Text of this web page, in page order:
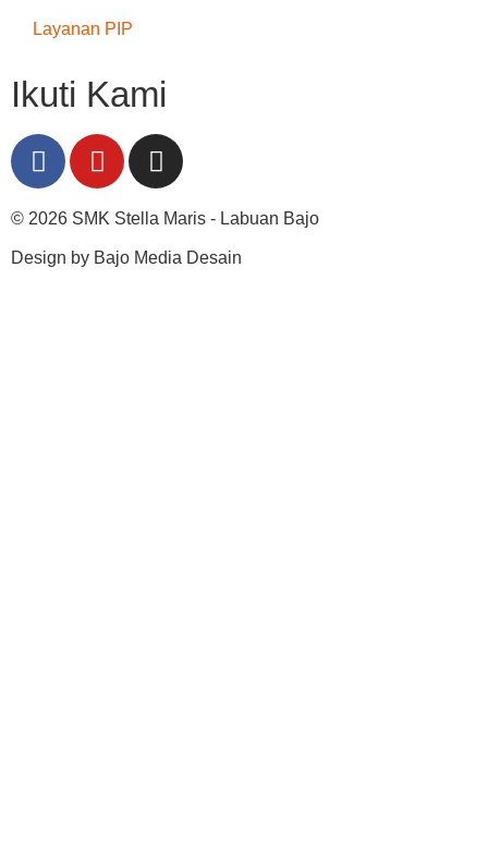
Layanan PIP
Ikuti Kami
© 2026 SMK Stella Maris - Labuan Bajo
Design by Bajo Media Desain